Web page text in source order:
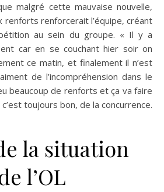
malgré cette mauvaise nouvelle,
renforts renforcerait l’équipe, créant
au sein du groupe. « Il y a
car en se couchant hier soir on
ce matin, et finalement il n’est
de l’incompréhension dans le
beaucoup de renforts et ça va faire
toujours bon, de la concurrence.
la situation
l’OL